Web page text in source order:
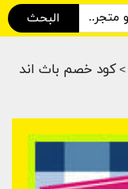
البحث
> كود خصم باث اند